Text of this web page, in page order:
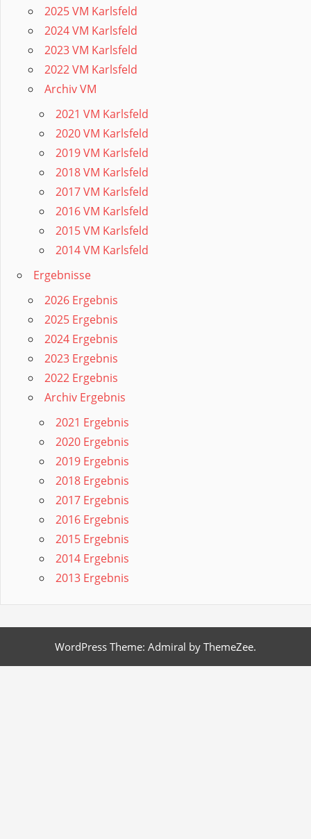
2025 VM Karlsfeld
2024 VM Karlsfeld
2023 VM Karlsfeld
2022 VM Karlsfeld
Archiv VM
2021 VM Karlsfeld
2020 VM Karlsfeld
2019 VM Karlsfeld
2018 VM Karlsfeld
2017 VM Karlsfeld
2016 VM Karlsfeld
2015 VM Karlsfeld
2014 VM Karlsfeld
Ergebnisse
2026 Ergebnis
2025 Ergebnis
2024 Ergebnis
2023 Ergebnis
2022 Ergebnis
Archiv Ergebnis
2021 Ergebnis
2020 Ergebnis
2019 Ergebnis
2018 Ergebnis
2017 Ergebnis
2016 Ergebnis
2015 Ergebnis
2014 Ergebnis
2013 Ergebnis
WordPress Theme: Admiral by ThemeZee.